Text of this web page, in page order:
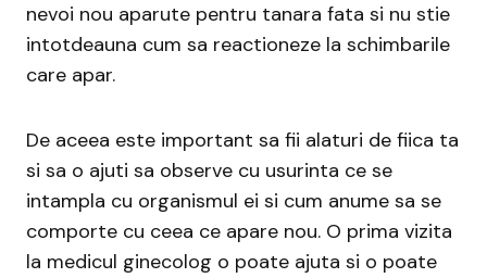
nevoi nou aparute pentru tanara fata si nu stie
intotdeauna cum sa reactioneze la schimbarile
care apar.
De aceea este important sa fii alaturi de fiica ta
si sa o ajuti sa observe cu usurinta ce se
intampla cu organismul ei si cum anume sa se
comporte cu ceea ce apare nou. O prima vizita
la medicul ginecolog o poate ajuta si o poate